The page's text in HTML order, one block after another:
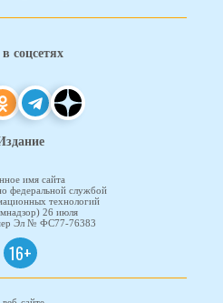
соцсетях
имя сайта
федеральной службой
технологий
26 июля
Эл № ФС77-76383
16+